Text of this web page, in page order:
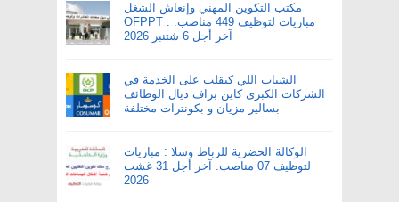
مكتب التكوين المهني وإنعاش الشغل
OFPPT : مباريات لتوظيف 449 مناصب.
آخر أجل 6 شتنبر 2026
الشباب اللي كيقلب على الخدمة في
الشركات الكبرى كاين بزاف ديال الوظائف
بسالير مزيان و بكونترات مختلفة
الوكالة الحضرية للرباط وسلا : مباريات
لتوظيف 07 مناصب. آخر أجل 31 غشت
2026